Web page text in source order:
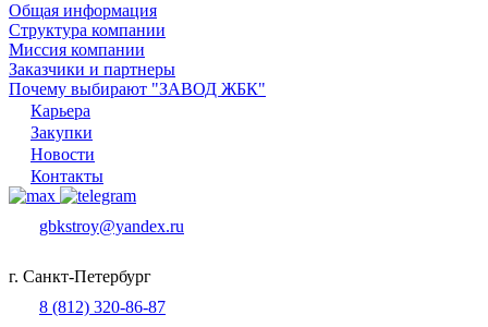
Общая информация
Структура компании
Миссия компании
Заказчики и партнеры
Почему выбирают "ЗАВОД ЖБК"
Карьера
Закупки
Новости
Контакты
gbkstroy@yandex.ru
г. Санкт-Петербург
8 (812) 320-86-87